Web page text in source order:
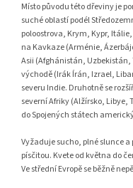
Místo původu této dřeviny je
suché oblastí podél
poloostrova, Krym, Kypr,
na Kavkaze (Arménie,
Asii (Afghánistán,
východě (Irák Írán, Izrael,
severu Indie. Druhotně se
severní Afriky (Alžírsko, Libye,
do Spojených státech
Vyžaduje sucho, plné slunce
písčitou. Kvete od května do
Ve střední Evropě se běžně